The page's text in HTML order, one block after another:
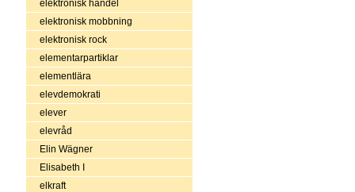
elektronisk handel
elektronisk mobbning
elektronisk rock
elementarpartiklar
elementlära
elevdemokrati
elever
elevråd
Elin Wägner
Elisabeth I
elkraft